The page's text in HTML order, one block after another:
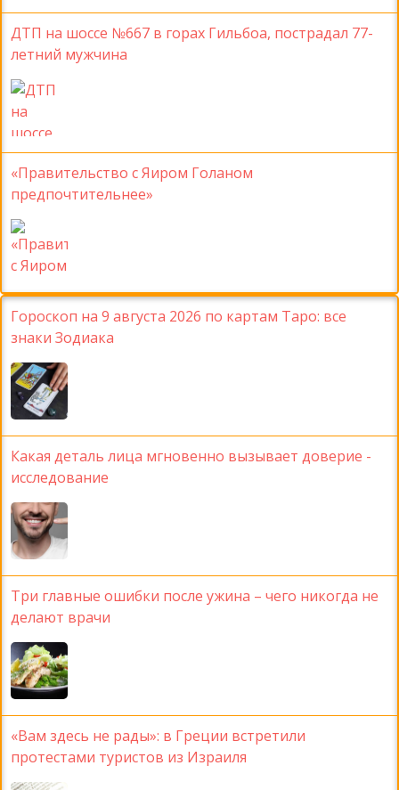
ДТП на шоссе №667 в горах Гильбоа, пострадал 77-
летний мужчина
«Правительство с Яиром Голаном
предпочтительнее»
Гороскоп на 9 августа 2026 по картам Таро: все
знаки Зодиака
Какая деталь лица мгновенно вызывает доверие -
исследование
Три главные ошибки после ужина – чего никогда не
делают врачи
«Вам здесь не рады»: в Греции встретили
протестами туристов из Израиля